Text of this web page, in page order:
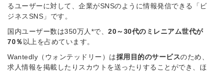
るユーザーに対して、企業がSNSのように情報発信できる「ビ
ジネスSNS」です。
国内ユーザー数は350万人*で、 20～30代のミレニアム世代が
70％以上を占めています。
Wantedly（ウォンテッドリー）は採用目的のサービスのため、
求人情報を掲載したりスカウトを送ったりすることができ、ほ